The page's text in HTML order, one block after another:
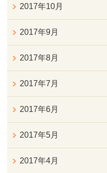
2017年10月
2017年9月
2017年8月
2017年7月
2017年6月
2017年5月
2017年4月